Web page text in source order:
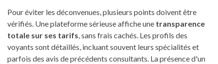
Pour éviter les déconvenues, plusieurs points doivent être
vérifiés. Une plateforme sérieuse affiche une transparence
totale sur ses tarifs, sans frais cachés. Les profils des
voyants sont détaillés, incluant souvent leurs spécialités et
parfois des avis de précédents consultants. La présence d'un